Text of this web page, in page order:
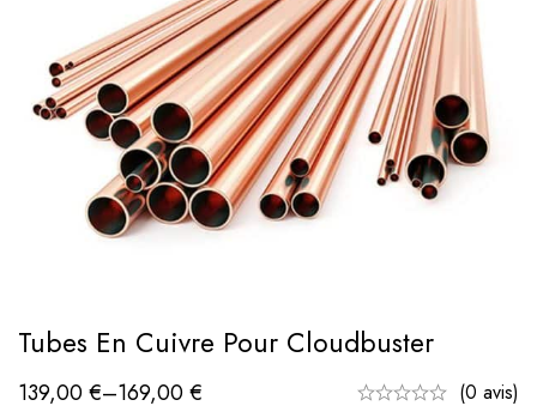
Tubes En Cuivre Pour Cloudbuster
139,00€–169,00€
(0 avis)